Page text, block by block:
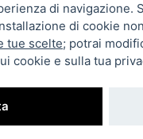
Uomo
Donna
Brand
Tutti i
di navigazione.
di cookie
tue scelte; potrai
cookie e sulla tua